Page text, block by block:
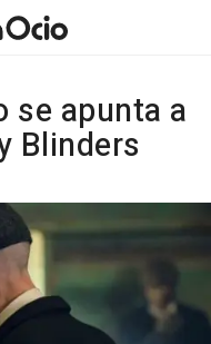
se apunta a
Blinders